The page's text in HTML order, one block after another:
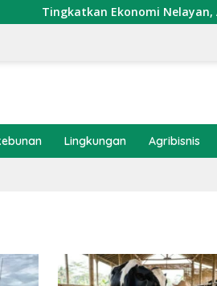
Tingkatkan Ekonomi Nelayan,
Lingkungan Agribisnis